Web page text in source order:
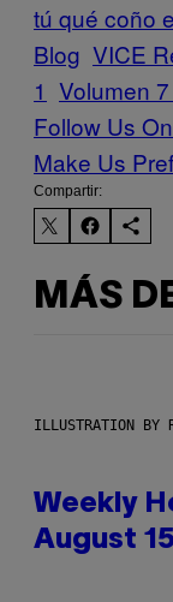
tú qué coño
Blog VICE
1 Volumen
Follow Us
Make Us
Compartir:
MÁS
ILLUSTRATION BY
Weekly
August 15